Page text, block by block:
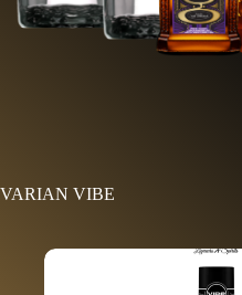
VARIAN VIBE